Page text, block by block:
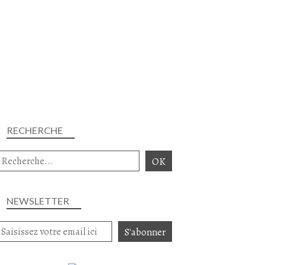
CHAMPIGNONS
CHAMPIGNONS SHIITAKE
NEWSLETTER
RECHERCHE